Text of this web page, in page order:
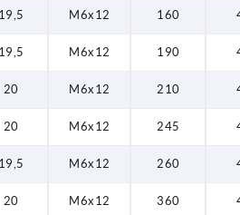
19,5 M6x12 160
19,5 M6x12 190
20 M6x12 210
20 M6x12 245
19,5 M6x12 260
20 M6x12 360